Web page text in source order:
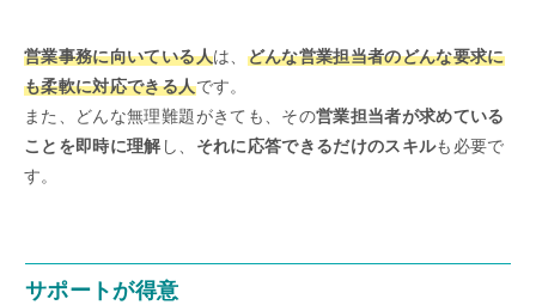
営業事務に向いている人は、 どんな営業担当者のどんな要求に
も柔軟に対応できる人です。
また、どんな無理難題がきても、その営業担当者が求めている
ことを即時に理解し、 それに応答できるだけのスキルも必要で
す。
サポートが得意